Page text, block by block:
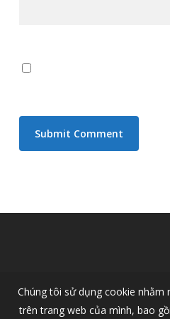
Chúng tôi sử dụng cookie
trên trang web của mình, bao